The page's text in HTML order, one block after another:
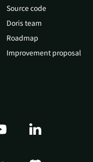
Source code
Doris team
Roadmap
Improvement proposal